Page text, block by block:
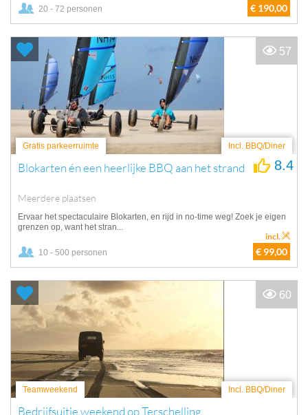
20 - 72 personen € 190,00
Gratis parkeerruimte Incl. BBQ/Diner
Blokarten én een heerlijke BBQ aan het strand
Meerdere plaatsen
8.4
Ervaar het spectaculaire Blokarten, en rijd in no-time weg! Zoek je eigen
grenzen op, want het stran...
10 - 500 personen € 99,00
incl.
57
Teamweekend Incl. BBQ/Diner
Bedrijfsuitje weekend op Terschelling
60